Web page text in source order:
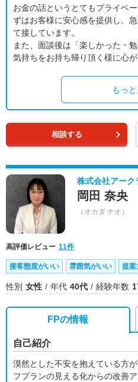
お金の話というとてもプライベ
ずはお客様に安心感を提供し、
て接しています。
また、面談後は「楽しかった・
気持ちをお持ち帰り頂く様に心が
もっ
相談する
株式会社アーク
岡田 奈央
（オカダ ナオ）
高評価レビュー 11件
接客態度がいい 雰囲気がいい 提案
性別 女性 年代 40代 経験年数
FPの情報
自己紹介
漠然とした不安を抱えている方
フプランの見える化からの改善